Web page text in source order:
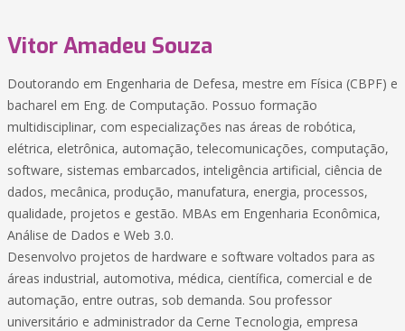
Vitor Amadeu Souza
Doutorando em Engenharia de Defesa, mestre em Física (CBPF) e
bacharel em Eng. de Computação. Possuo formação
multidisciplinar, com especializações nas áreas de robótica,
elétrica, eletrônica, automação, telecomunicações, computação,
software, sistemas embarcados, inteligência artificial, ciência de
dados, mecânica, produção, manufatura, energia, processos,
qualidade, projetos e gestão. MBAs em Engenharia Econômica,
Análise de Dados e Web 3.0.
Desenvolvo projetos de hardware e software voltados para as
áreas industrial, automotiva, médica, científica, comercial e de
automação, entre outras, sob demanda. Sou professor
universitário e administrador da Cerne Tecnologia, empresa